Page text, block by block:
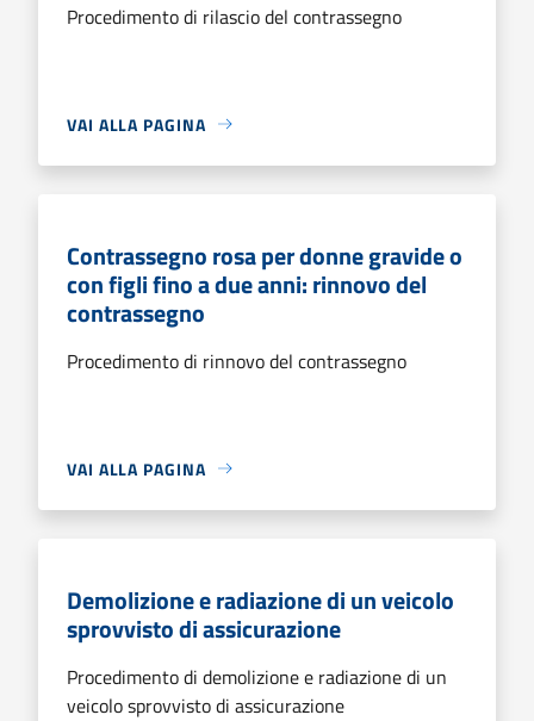
Procedimento di rilascio del contrassegno
VAI ALLA PAGINA
Contrassegno rosa per donne gravide o
con figli fino a due anni: rinnovo del
contrassegno
Procedimento di rinnovo del contrassegno
VAI ALLA PAGINA
Demolizione e radiazione di un veicolo
sprovvisto di assicurazione
Procedimento di demolizione e radiazione di un
veicolo sprovvisto di assicurazione